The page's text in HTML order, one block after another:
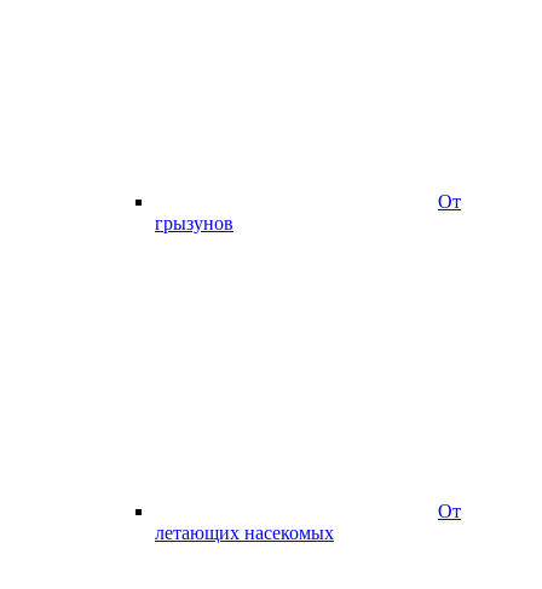
От
грызунов
От
летающих насекомых